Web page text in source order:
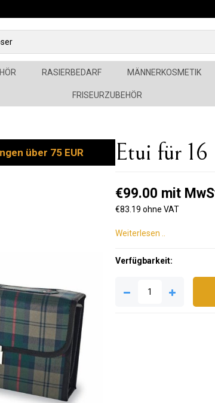
RASIERBEDARF MÄNNERKOSMETIK
FRISEURZUBEHÖR
über 75 EUR Etui für
€99.00 mit
€83.19 ohne VAT
Weiterlesen ..
Verfügbarkeit: